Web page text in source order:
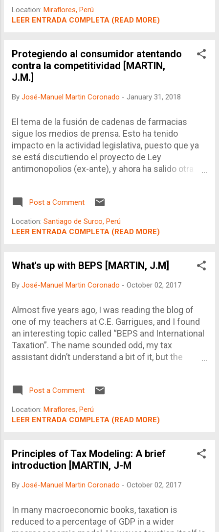
medios de comunicación. En efecto, ahora se
habla ya de arbitraje de consumo, de redes de
consumidor, cuestionamientos respecto a
presunto especulación la política empresarial de
producción o distribución de productos (Caso
conflicto consumidor-proveedor, incumplimiento
Servicio de Transporte), proyecto para que los
consumidores reciban hasta el 20% de las multas
aplicadas a los proveedores (con las consecuen...
Location: Miraflores, Perú
LEER ENTRADA COMPLETA (READ MORE)
Protegiendo al consumidor atentando
contra la competitividad [MARTIN,
J.M.]
By José-Manuel Martin Coronado - January 31, 2018
El tema de la fusión de cadenas de farmacias
sigue los medios de prensa. Esto ha tenido
impacto en la actividad legislativa, puesto que ya
se está discutiendo el proyecto de Ley
antimonopolios (ex-ante), y ahora ha salido otra
farmacías. La regulación económica es un arma
apresuradamente o con fines extra-económicos,
puede generar consecuencias no intencionadas,
atenuar. Una de las herramientas más delicadas
es la regulación de inventarios.
Post a Comment
Location: Santiago de Surco, Perú
LEER ENTRADA COMPLETA (READ MORE)
What's up with BEPS [MARTIN, J.M]
By José-Manuel Martin Coronado - October 02, 2017
Almost five years ago, I was reading the blog of
one of my teachers at C.E. Garrigues, and I found
an interesting topic called “BEPS and International
Taxation”. The name sounded odd, my tax
assistant didn’t understand a bit of it, but the
Tax Conference organized by the Universidad
enlightening experience, as I had another of my
tax teachers on one side of the table and a Tax
presentation. Both were very interested on what I
had to say. Thus, thanks to my postgraduate
teacher, I was perhaps one of the first to talk about
BEPS in Peru, right almost when it started. But,
back in time. <<< Read More >> +José-Manuel
Martin Coronado Lima, 21 de setiembre de 2017
Post a Comment
Location: Miraflores, Perú
LEER ENTRADA COMPLETA (READ MORE)
Principles of Tax Modeling: A brief
introduction [MARTIN, J-M
By José-Manuel Martin Coronado - October 02, 2017
In many macroeconomic books, taxation is
reduced to a percentage of GDP in a wider